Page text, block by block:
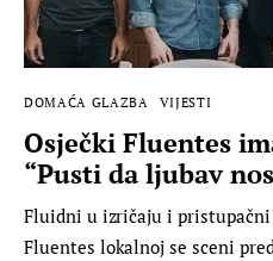
DOMAĆA GLAZBA VIJESTI
Osječki Fluentes
“Pusti da ljubav
Fluidni u izričaju i
Fluentes lokalnoj se sceni